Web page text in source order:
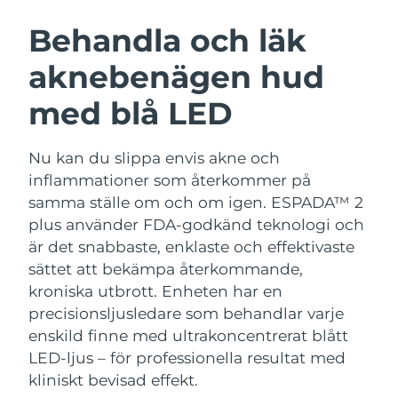
Behandla och läk
aknebenägen hud
med blå LED
Nu kan du slippa envis akne och
inflammationer som återkommer på
samma ställe om och om igen. ESPADA™ 2
plus använder FDA-godkänd teknologi och
är det snabbaste, enklaste och effektivaste
sättet att bekämpa återkommande,
kroniska utbrott. Enheten har en
precisionsljusledare som behandlar varje
enskild finne med ultrakoncentrerat blått
LED-ljus – för professionella resultat med
kliniskt bevisad effekt.
Ansiktsrengöring
Anti-aging massage
LUNA™ 4 Plus
Massage, LED heating
LUNA™ 4 Men
For men, anti-aging massage
Ansiktslyft
Microcurrent toning
BEAR™ 2 go
Microcurrent toning on-the-go
BEAR™ 2 eyes & lips
Microcurrent line smoothing device
Återfuktning
UFO™ 3-paket
Deep facial hydration
UFO™ 3 LED
Near-infrared and red light therapy
device
Munvård
issa™ 4
Hybrid silicone sonic toothbrush
issa™ 4 plus
Smart hybrid silicone sonic toothbrush
FAQ™ ANTI-AGING-BEHANDLING
Anti-aging LED-behandlingar
NEW
Österrike Förväntad leverans
Bahrain Förväntad leverans
Belgien Förväntad leverans
Bermuda Förväntad leverans
Bosnien och
Hercegovina
Förväntad leverans8/13/26
Brunei Förväntad leverans8/15/26
Bulgarien Förväntad leverans
Kanada Förväntad leverans8/14/26
Chile